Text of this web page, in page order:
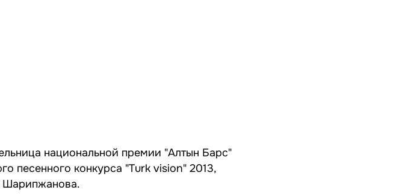
национальной премии "Алтын Барс"
песенного конкурса "Turk vision" 2013,
Шарипжанова.